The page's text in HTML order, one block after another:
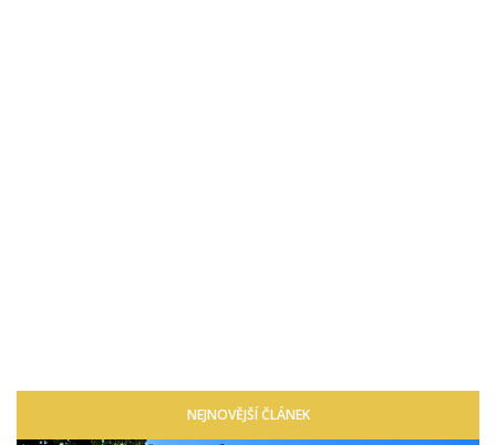
NEJNOVĚJŠÍ ČLÁNEK